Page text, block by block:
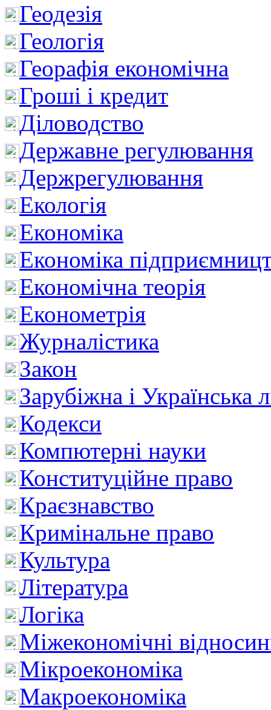
Геодезія
Геологія
Георафія економічна
Гроші і кредит
Діловодство
Державне регулювання
Держрегулювання
Екологія
Економіка
Економіка
Економічна теорія
Економетрія
Журналістика
Закон
Зарубіжна і Українська
Кодекси
Компютерні науки
Конституційне право
Краєзнавство
Кримінальне право
Культура
Література
Логіка
Міжекономічні
Мікроекономіка
Макроекономіка